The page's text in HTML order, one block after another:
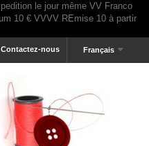
Français
Contactez-nous